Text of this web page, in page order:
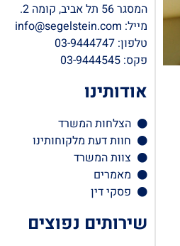
המסגר 56 תל אביב, קומה 2.
מייל: info@segelstein.com
טלפון: 03-9444747
פקס: 03-9444545
אודותינו
הצלחות המשרד
חוות דעת מלקוחותינו
צוות המשרד
מאמרים
פסקי דין
שירותים נפוצים